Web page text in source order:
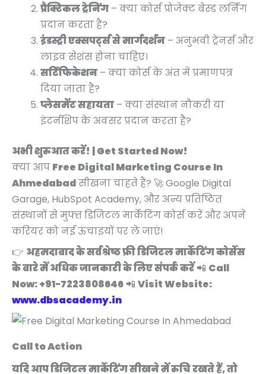
प्रैक्टिकल ट्रेनिंग – क्या कोर्स प्रोजेक्ट बेस्ड लर्निंग
प्रदान करता है?
इंडस्ट्री एक्सपर्ट्स से मार्गदर्शन – अनुभवी ट्रेनर्स और
लाइव सेशंस होना चाहिए।
सर्टिफिकेशन – क्या कोर्स के अंत में प्रमाणपत्र
दिया जाता है?
प्लेसमेंट सहायता – क्या संस्थान नौकरी या
इंटर्नशिप के अवसर प्रदान करता है?
अभी शुरुआत करें! | Get Started Now!
क्या आप Free Digital Marketing Course In
Ahmedabadसीखना चाहते हैं? 🚀 Google Digital
Garage, HubSpot Academy, और अन्य प्रतिष्ठित
संस्थानों से मुफ्त डिजिटल मार्केटिंग कोर्स करें और अपने
करियर को नई ऊंचाइयों पर ले जाएं!
👉 अहमदाबाद के सर्वश्रेष्ठ फ्री डिजिटल मार्केटिंग कोर्सेस
के बारे में अधिक जानकारी के लिए संपर्क करें📲 Call
Now: +91-7223808646 📲 Visit Website:
www.dbsacademy.in
Call to Action
यदि आप डिजिटल मार्केटिंग सीखने में रुचि रखते हैं, तो